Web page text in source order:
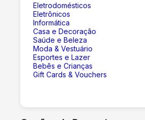
Eletrodomésticos
Eletrônicos
Informática
Casa e Decoração
Saúde e Beleza
Moda & Vestuário
Esportes e Lazer
Bebês e Crianças
Gift Cards & Vouchers